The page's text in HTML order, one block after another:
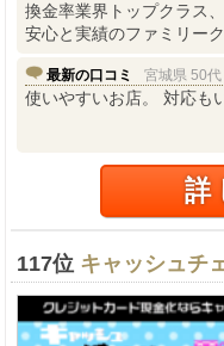
換金率業界トップクラス
安心と実績のファミリー
最新の口コミ 宮城県 50
使いやすいお店。 対応も
詳
117位 キャッシュチ